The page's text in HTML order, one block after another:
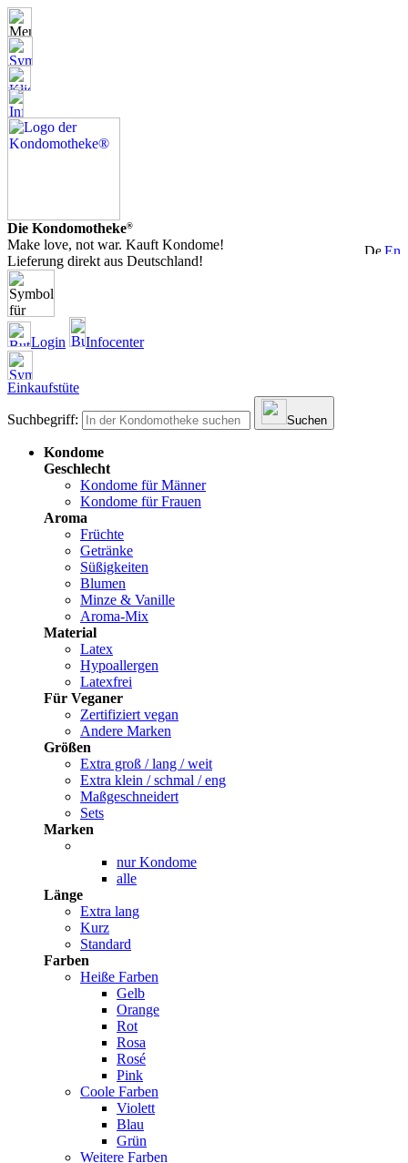
Die Kondomotheke®
Make love, not war. Kauft Kondome!
Lieferung direkt aus Deutschland!
Login Infocenter
Einkaufstüte
Suchbegriff: Suchen
Kondome
Geschlecht
Kondome für Männer
Kondome für Frauen
Aroma
Früchte
Getränke
Süßigkeiten
Blumen
Minze & Vanille
Aroma-Mix
Material
Latex
Hypoallergen
Latexfrei
Für Veganer
Zertifiziert vegan
Andere Marken
Größen
Extra groß / lang / weit
Extra klein / schmal / eng
Maßgeschneidert
Sets
Marken
nur Kondome
alle
Länge
Extra lang
Kurz
Standard
Farben
Heiße Farben
Gelb
Orange
Rot
Rosa
Rosé
Pink
Coole Farben
Violett
Blau
Grün
Weitere Farben